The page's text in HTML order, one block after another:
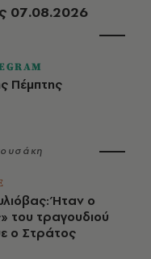
07.08.2026
Πέμπτης
Ήταν ο
του τραγουδιού
ο Στράτος